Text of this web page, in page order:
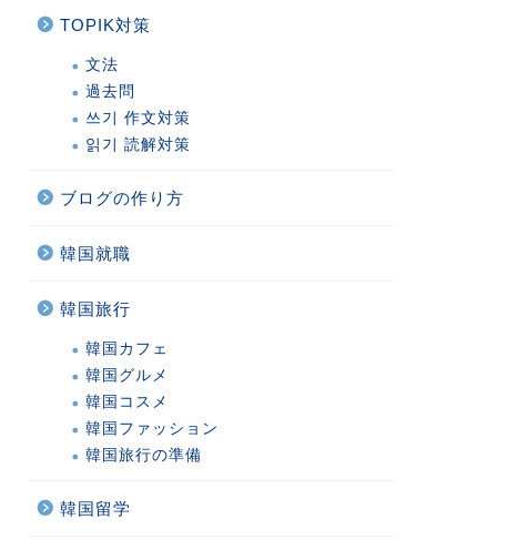
TOPIK対策
文法
過去問
쓰기 作文対策
읽기 読解対策
ブログの作り方
韓国就職
韓国旅行
韓国カフェ
韓国グルメ
韓国コスメ
韓国ファッション
韓国旅行の準備
韓国留学